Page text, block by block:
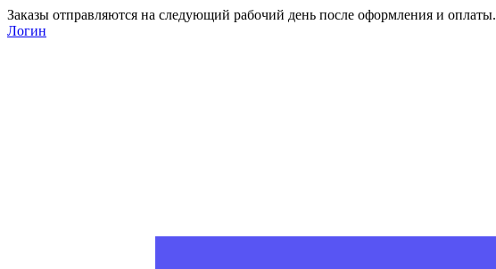
Заказы отправляются на следующий рабочий день после оформления и оплаты.
Логин